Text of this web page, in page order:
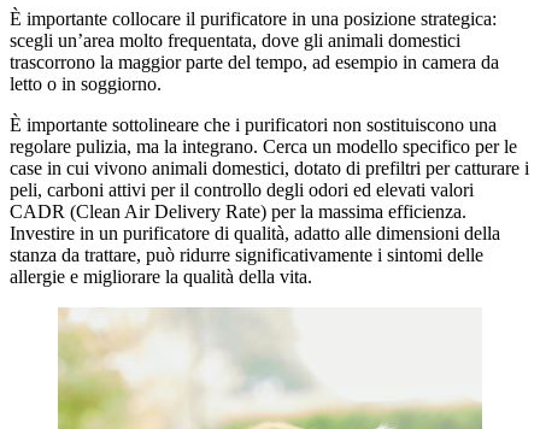
È importante collocare il purificatore in una posizione strategica:
scegli un’area molto frequentata, dove gli animali domestici
trascorrono la maggior parte del tempo, ad esempio in camera da
letto o in soggiorno.
È importante sottolineare che i purificatori non sostituiscono una
regolare pulizia, ma la integrano. Cerca un modello specifico per le
case in cui vivono animali domestici, dotato di prefiltri per catturare i
peli, carboni attivi per il controllo degli odori ed elevati valori
CADR (Clean Air Delivery Rate) per la massima efficienza.
Investire in un purificatore di qualità, adatto alle dimensioni della
stanza da trattare, può ridurre significativamente i sintomi delle
allergie e migliorare la qualità della vita.